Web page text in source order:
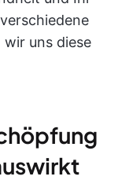
wir uns diese